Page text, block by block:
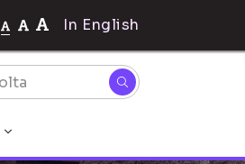
In English